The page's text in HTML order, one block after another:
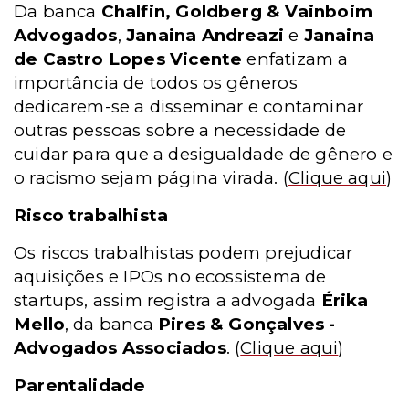
Da banca Chalfin, Goldberg & Vainboim
Advogados,Janaina Andreazi e Janaina
de Castro Lopes Vicente enfatizam a
importância de todos os gêneros
dedicarem-se a disseminar e contaminar
outras pessoas sobre a necessidade de
cuidar para que a desigualdade de gênero e
o racismo sejam página virada. (Clique aqui)
Risco trabalhista
Os riscos trabalhistas podem prejudicar
aquisições e IPOs no ecossistema de
startups, assim registra a advogada Érika
Mello, da banca Pires & Gonçalves -
Advogados Associados. (Clique aqui)
Parentalidade